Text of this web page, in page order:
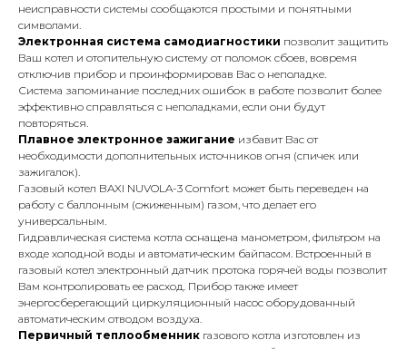
неисправности системы сообщаются простыми и понятными
символами.
Электронная система самодиагностики позволит защитить
Ваш котел и отопительную систему от поломок сбоев, вовремя
отключив прибор и проинформировав Вас о неполадке.
Система запоминание последних ошибок в работе позволит более
эффективно справляться с неполадками, если они будут
повторяться.
Плавное электронное зажигание избавит Вас от
необходимости дополнительных источников огня (спичек или
зажигалок).
Газовый котел BAXI NUVOLA-3 Comfort может быть переведен на
работу с баллонным (сжиженным) газом, что делает его
универсальным.
Гидравлическая система котла оснащена манометром, фильтром на
входе холодной воды и автоматическим байпасом. Встроенный в
газовый котел электронный датчик протока горячей воды позволит
Вам контролировать ее расход. Прибор также имеет
энергосберегающий циркуляционный насос оборудованный
автоматическим отводом воздуха.
Первичный теплообменник газового котла изготовлен из